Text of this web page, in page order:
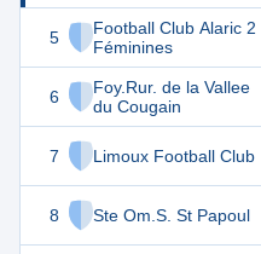
5
Football Club Alaric 2
Féminines
6
Foy.Rur. de la Vallee
du Cougain
7 Limoux Football Club
8 Ste Om.S. St Papoul
21 16
15
13 16
12